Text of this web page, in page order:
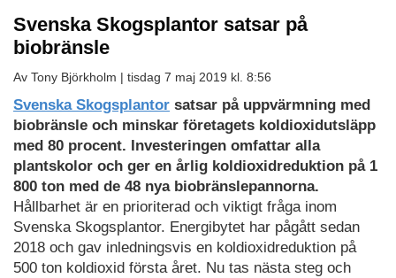
Svenska Skogsplantor satsar på
biobränsle
Av Tony Björkholm | tisdag 7 maj 2019 kl. 8:56
Svenska Skogsplantor satsar på uppvärmning med
biobränsle och minskar företagets koldioxidutsläpp
med 80 procent. Investeringen omfattar alla
plantskolor och ger en årlig koldioxidreduktion på 1
800 ton med de 48 nya biobränslepannorna.
Hållbarhet är en prioriterad och viktigt fråga inom
Svenska Skogsplantor. Energibytet har pågått sedan
2018 och gav inledningsvis en koldioxidreduktion på
500 ton koldioxid första året. Nu tas nästa steg och